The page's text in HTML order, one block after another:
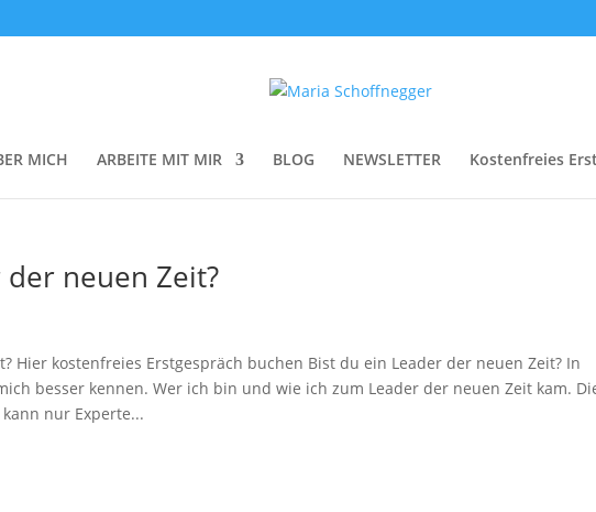
MICH ARBEITE MIT MIR BLOG NEWSLETTER Kostenfreies
neuen Zeit?
Hier kostenfreies Erstgespräch buchen Bist du ein Leader der neuen Zeit? In
besser kennen. Wer ich bin und wie ich zum Leader der neuen Zeit kam.
nur Experte...